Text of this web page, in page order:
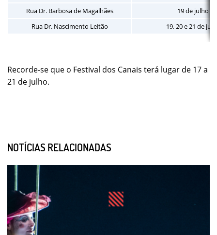
Rua Dr. Barbosa de Magalhães
19 de julho
Rua Dr. Nascimento Leitão
19, 20 e 21 de
Recorde-se que o Festival dos Canais terá lugar de 17 a
21 de julho.
NOTÍCIAS RELACIONADAS